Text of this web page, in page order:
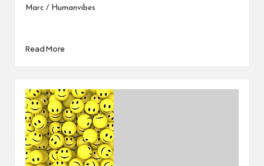
Marc / Humanvibes
Read More